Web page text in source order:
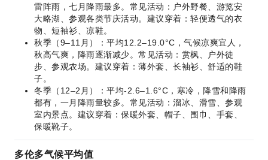
雷阵雨，七月降雨最多。常见活动：户外野餐、游览安
大略湖、参观各类节庆活动。建议穿着：轻便透气的衣
物、短袖衫、凉鞋。
秋季（9–11月）：平均12.2–19.0°C，气候凉爽宜人，
秋高气爽，降雨逐渐减少。常见活动：赏枫、户外徒
步、参观农场。建议穿着：薄外套、长袖衫、舒适的鞋
子。
冬季（12–2月）：平均-2.6–1.6°C，寒冷，降雪和降雨
都有，一月降雨量较多。常见活动：溜冰、滑雪、参观
室内景点。建议穿着：保暖外套、帽子、围巾、手套、
保暖靴子。
多伦多气候平均值